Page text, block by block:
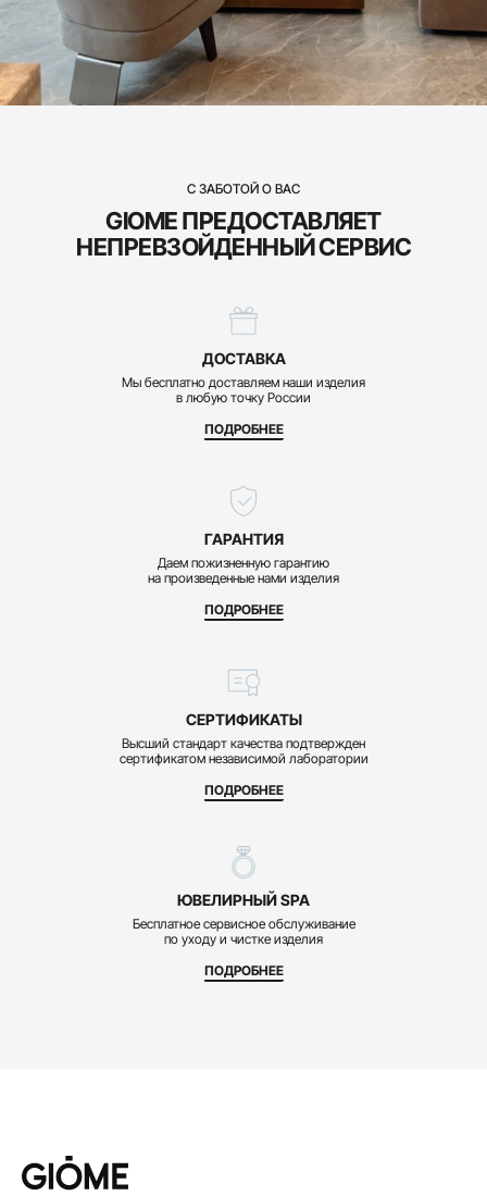
С ЗАБОТОЙ О ВАС
GIOME ПРЕДОСТАВЛЯЕТ
НЕПРЕВЗОЙДЕННЫЙ СЕРВИС
ДОСТАВКА
ГАРАНТИЯ
СЕРТИФИКАТЫ
Мы бесплатно доставляем наши изделия
в любую точку России
Даем пожизненную гарантию
на произведенные нами изделия
Высший стандарт качества подтвержден
сертификатом независимой лаборатории
ЮВЕЛИРНЫЙ SPA
Бесплатное сервисное обслуживание
по уходу и чистке изделия
ПОДРОБНЕЕ
ПОДРОБНЕЕ
ПОДРОБНЕЕ
ПОДРОБНЕЕ